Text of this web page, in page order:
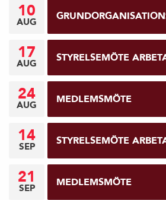
10
AUG
17
AUG STYRELSEMÖTE
24
AUG MEDLEMSMÖTE
14
SEP STYRELSEMÖTE
21
SEP MEDLEMSMÖTE